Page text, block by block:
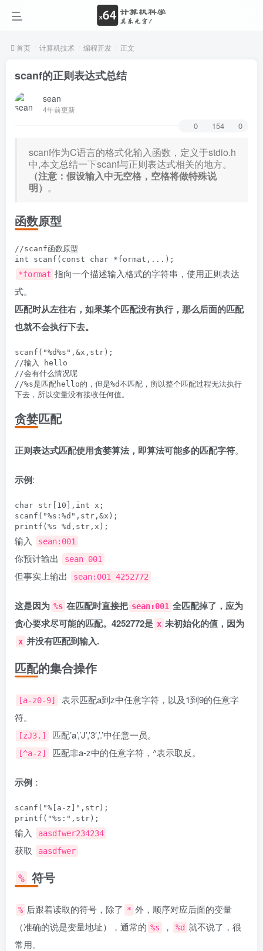
首页 计算机技术 编程开发 正文
scanf的正则表达式总结
sean
4年前更新
0 154 0
scanf作为C语言的格式化输入函数，定义于stdio.h
中,本文总结一下scanf与正则表达式相关的地方。
（注意：假设输入中无空格，空格将做特殊说
明） 。
函数原型
//scanf函数原型
*format 指向一个描述输入格式的字符串，使用正则表达
式。
匹配时从左往右，如果某个匹配没有执行，那么后面的匹配
也就不会执行下去。
scanf("%d%s",&x,str);
//输入 hello
//会有什么情况呢
//%s是匹配hello的，但是%d不匹配，所以整个匹配过程无法执行
贪婪匹配
正则表达式匹配使用贪婪算法，即算法可能多的匹配字符。
示例:
char str[10],int x;
scanf("%s:%d",str,&x);
输入 sean:001
你预计输出 sean 001
但事实上输出 sean:001 4252772
这是因为 %s 在匹配时直接把 sean:001 全匹配掉了，应为
贪心要求尽可能的匹配。4252772是 x 未初始化的值，因为
x 并没有匹配到输入.
匹配的集合操作
[a-z0-9]
表示匹配a到z中任意字符，以及1到9的任意字
符。
[zJ3.] 匹配’a’,’J’,’3′,’.’中任意一员。
[^a-z] 匹配非a-z中的任意字符，^表示取反。
示例 ：
scanf("%[a-z]",str);
输入 aasdfwer234234
获取 aasdfwer
% 符号
% 后跟着读取的符号，除了 * 外，顺序对应后面的变量
（准确的说是变量地址），通常的 %s ， %d 就不说了，很
常用。